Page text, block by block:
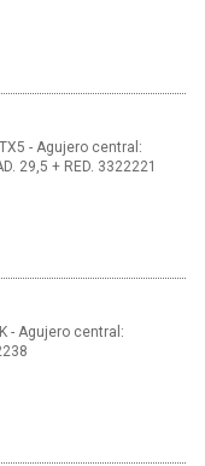
- Agujero central:
29,5 + RED. 3322221
- Agujero central: